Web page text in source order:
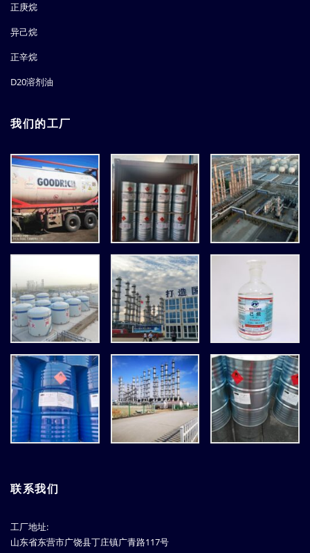
正庚烷
异己烷
正辛烷
D20溶剂油
我们的工厂
联系我们
工厂地址:
山东省东营市广饶县丁庄镇广青路117号